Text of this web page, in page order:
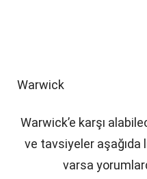
Warwick
Warwick’e karşı
ve tavsiyeler
varsa